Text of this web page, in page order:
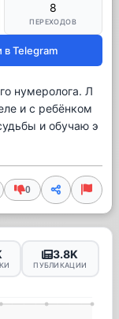
8
ПЕРЕХОДОВ
Telegram
нумеролога. Л
и с ребёнком
и обучаю э
0
3.8K
ПУБЛИКАЦИИ